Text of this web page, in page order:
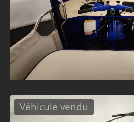
Véhicule vendu